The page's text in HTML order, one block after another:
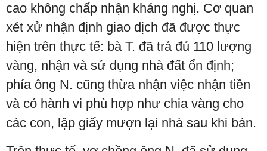
cao không chấp nhận kháng nghị. Cơ quan
xét xử nhận định giao dịch đã được thực
hiện trên thực tế: bà T. đã trả đủ 110 lượng
vàng, nhận và sử dụng nhà đất ổn định;
phía ông N. cũng thừa nhận việc nhận tiền
và có hành vi phù hợp như chia vàng cho
các con, lập giấy mượn lại nhà sau khi bán.